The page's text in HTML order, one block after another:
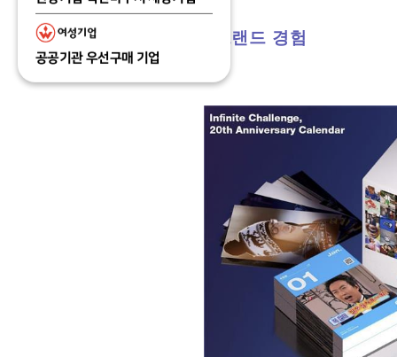
종이 한 장이 만드는 브랜드 경험
- 특별한 하루를 보내는 법
공공기관 우선구매 기업